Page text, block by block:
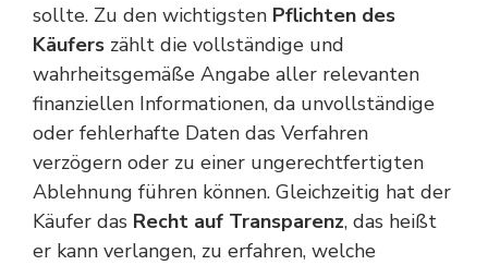
sollte. Zu den wichtigsten Pflichten des
Käufers zählt die vollständige und
wahrheitsgemäße Angabe aller relevanten
finanziellen Informationen, da unvollständige
oder fehlerhafte Daten das Verfahren
verzögern oder zu einer ungerechtfertigten
Ablehnung führen können. Gleichzeitig hat der
Käufer das Recht auf Transparenz, das heißt
er kann verlangen, zu erfahren, welche